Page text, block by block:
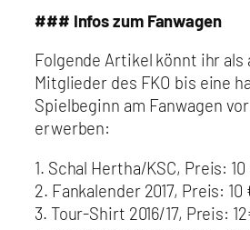
### Infos zum Fanwagen
Folgende Artikel könnt ihr als
Mitglieder des FKO bis eine
Spielbeginn am Fanwagen
erwerben:
1. Schal Hertha/KSC, Preis: 10
2. Fankalender 2017, Preis: 10
3. Tour-Shirt 2016/17, Preis: